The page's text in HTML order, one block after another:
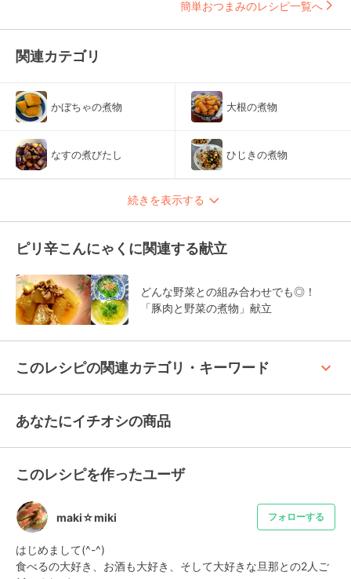
簡単おつまみのレシピ一覧へ
関連カテゴリ
かぼちゃの煮物 大根の煮物
なすの煮びたし ひじきの煮物
続きを表示する
ピリ辛こんにゃくに関連する献立
どんな野菜との組み合わせでも◎！
「豚肉と野菜の煮物」献立
このレシピの関連カテゴリ・キーワード keyboard_arrow_up
あなたにイチオシの商品
このレシピを作ったユーザ
maki☆miki フォローする
はじめまして(^-^)
食べるの大好き、お酒も大好き、そして大好きな旦那との2人ご